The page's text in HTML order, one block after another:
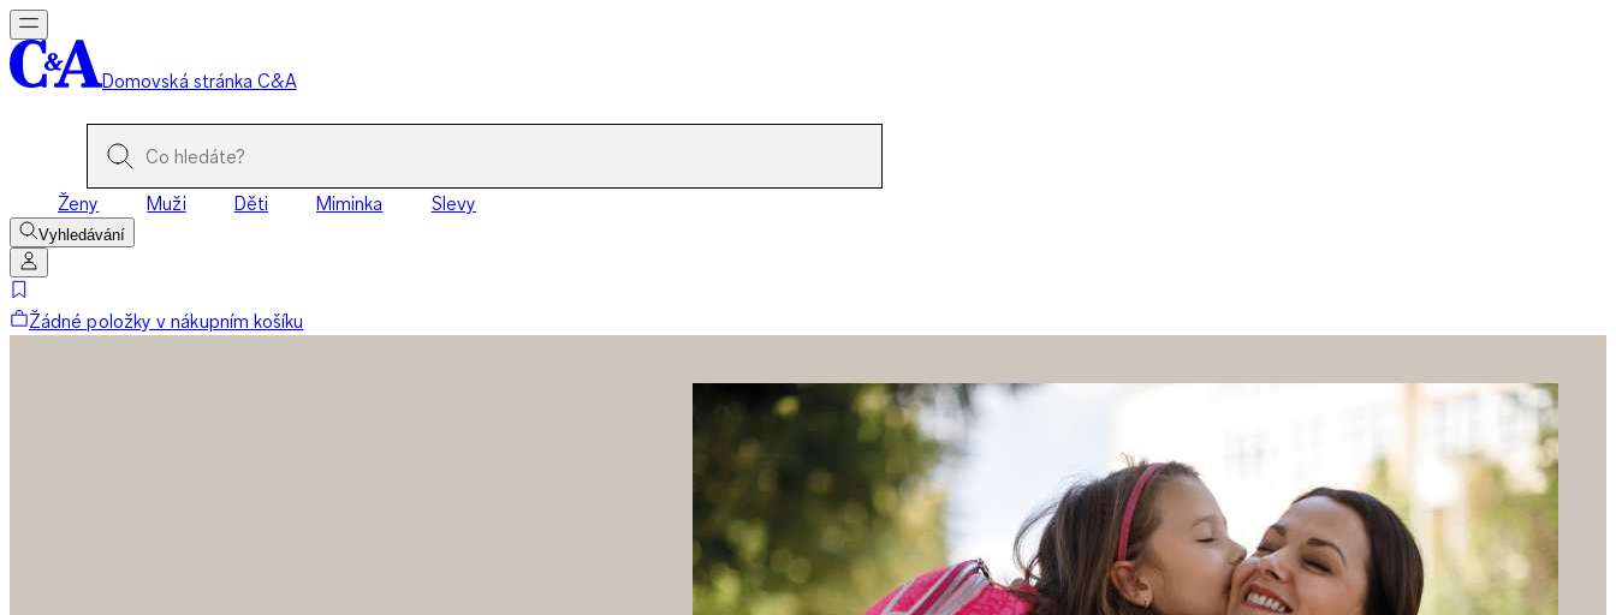
Domovská stránka C&A
Ženy Muži Děti Miminka Slevy
Vyhledávání
Žádné položky v nákupním košíku